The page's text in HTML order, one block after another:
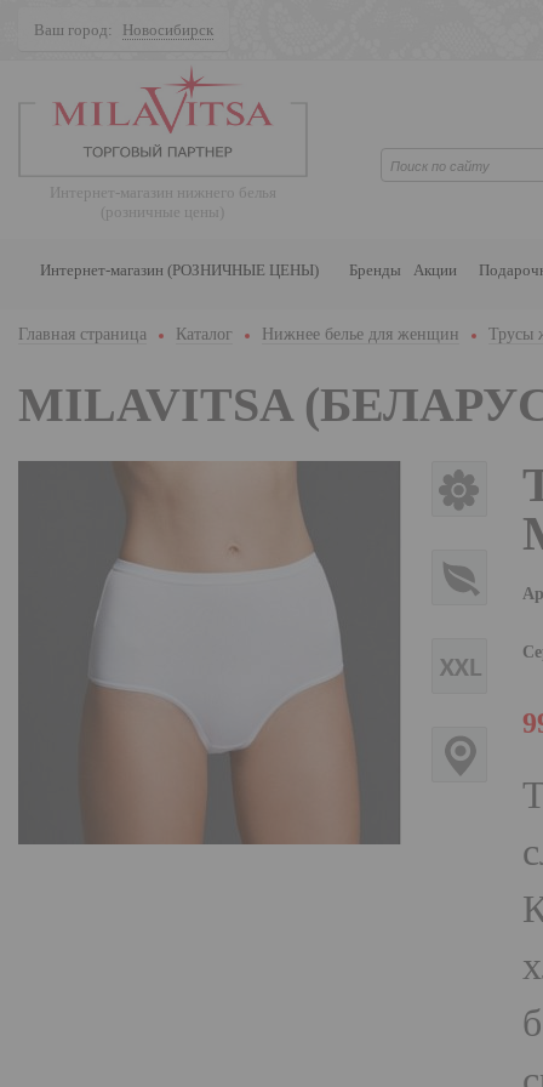
Ваш город: Новосибирск
Интернет-магазин нижнего белья
(розничные цены)
Интернет-магазин (РОЗНИЧНЫЕ ЦЕНЫ) Бренды Акции
Главная страница Каталог Нижнее белье для женщин Трусы
MILAVITSA